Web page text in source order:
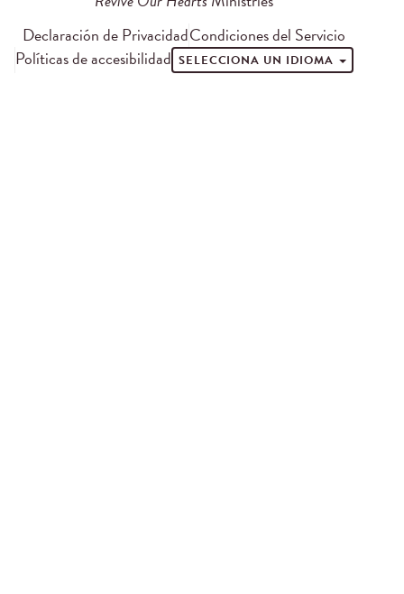
Declaración de PrivacidadCondiciones del Servicio
Políticas de accesibilidad SELECCIONA UN IDIOMA